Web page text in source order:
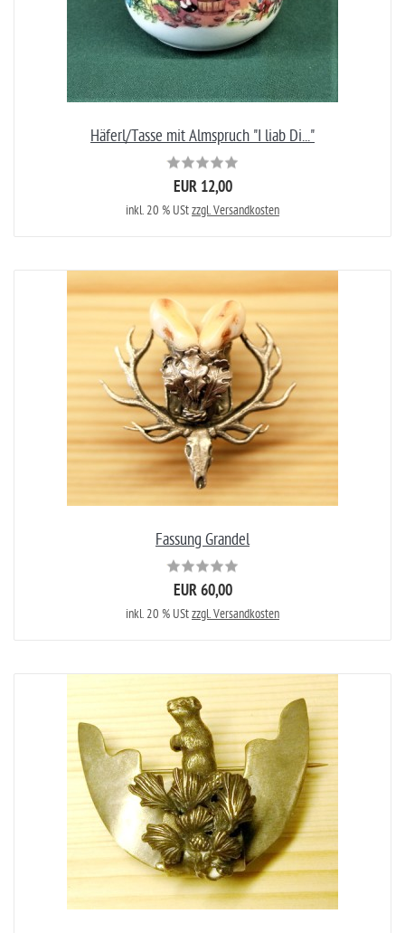
Häferl/Tasse mit Almspruch "I liab Di..."
EUR 12,00
inkl. 20 % UStzzgl. Versandkosten
Fassung Grandel
EUR 60,00
inkl. 20 % UStzzgl. Versandkosten